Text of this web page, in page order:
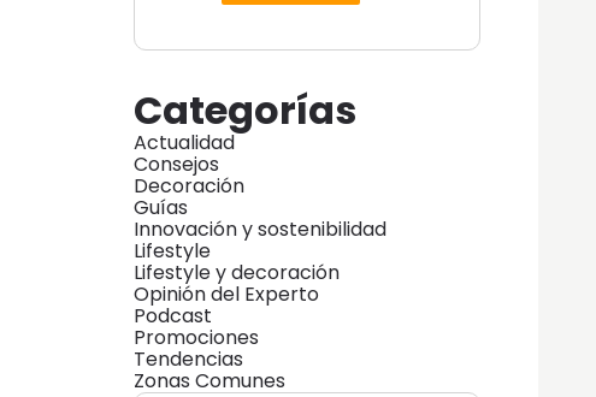
Categorías
Actualidad
Consejos
Decoración
Guías
Innovación y sostenibilidad
Lifestyle
Lifestyle y decoración
Opinión del Experto
Podcast
Promociones
Tendencias
Zonas Comunes